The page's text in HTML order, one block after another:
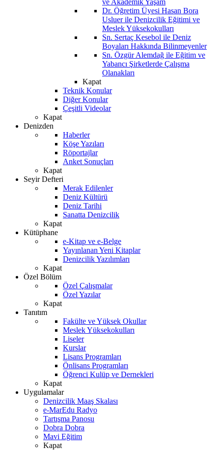
Dr. Öğretim Üyesi Hasan Bora
Usluer ile Denizcilik Eğitimi ve
Meslek Yüksekokulları
Sn. Sertaç Kesebol ile Deniz
Boyaları Hakkında Bilinmeyenler
Sn. Özgür Alemdağ ile Eğitim ve
Yabancı Şirketlerde Çalışma
Olanakları
Kapat
Teknik Konular
Diğer Konular
Çeşitli Videolar
Kapat
Denizden
Haberler
Köşe Yazıları
Röportajlar
Anket Sonuçları
Kapat
Seyir Defteri
Merak Edilenler
Deniz Kültürü
Deniz Tarihi
Sanatta Denizcilik
Kapat
Kütüphane
e-Kitap ve e-Belge
Yayınlanan Yeni Kitaplar
Denizcilik Yazılımları
Kapat
Özel Bölüm
Özel Çalışmalar
Özel Yazılar
Kapat
Tanıtım
Fakülte ve Yüksek Okullar
Meslek Yüksekokulları
Liseler
Kurslar
Lisans Programları
Önlisans Programları
Öğrenci Kulüp ve Dernekleri
Kapat
Uygulamalar
Denizcilik Maaş Skalası
e-MarEdu Radyo
Tartışma Panosu
Dobra Dobra
Mavi Eğitim
Kapat